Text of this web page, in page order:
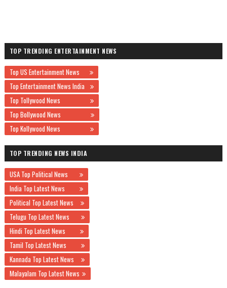
TOP TRENDING ENTERTAINMENT NEWS
Top US Entertainment News
Top Entertainment News India
Top Tollywood News
Top Bollywood News
Top Kollywood News
TOP TRENDING NEWS INDIA
USA Top Political News
India Top Latest News
Political Top Latest News
Telugu Top Latest News
Hindi Top Latest News
Tamil Top Latest News
Kannada Top Latest News
Malayalam Top Latest News